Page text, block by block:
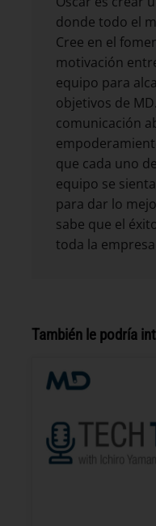
donde todo el
Cree en el
motivación
equipo para
objetivos de
comunicación
que cada uno
equipo se
para dar lo
sabe que el
toda la
También le podría